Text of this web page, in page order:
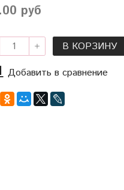
руб
В КОРЗИНУ
Добавить в сравнение